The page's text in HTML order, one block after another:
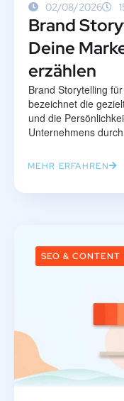
02/08/2026
Brand
Deine
erzählen
Brand Storytelling
bezeichnet die
und die
Unternehmens durch
MEHR ERFAHREN
SEO & CONTENT